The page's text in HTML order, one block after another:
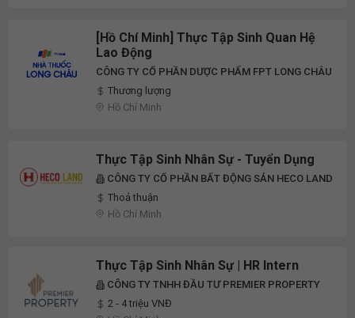
[Hồ Chí Minh] Thực Tập Sinh Quan Hệ
Lao Động
CÔNG TY CỔ PHẦN DƯỢC PHẨM FPT LONG CHÂU
Thương lượng
Hồ Chí Minh
Thực Tập Sinh Nhân Sự - Tuyển Dụng
CÔNG TY CỔ PHẦN BẤT ĐỘNG SẢN HECO LAND
Thoả thuận
Hồ Chí Minh
Thực Tập Sinh Nhân Sự | HR Intern
CÔNG TY TNHH ĐẦU TƯ PREMIER PROPERTY
2 - 4 triệu VNĐ